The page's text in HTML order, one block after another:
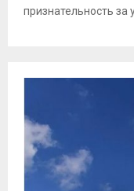
признательность за